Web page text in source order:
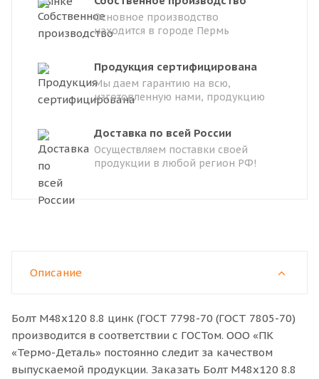
Основное производство
находится в городе Пермь
Продукция сертифицирована
Мы даем гарантию на всю,
изготовленную нами, продукцию
Доставка по всей России
Осуществляем поставки своей
продукции в любой регион РФ!
Описание
Болт М48x120 8.8 цинк (ГОСТ 7798-70 (ГОСТ 7805-70)
производится в соответствии с ГОСТом. ООО «ПК
«Термо-Деталь» постоянно следит за качеством
выпускаемой продукции. Заказать Болт М48x120 8.8